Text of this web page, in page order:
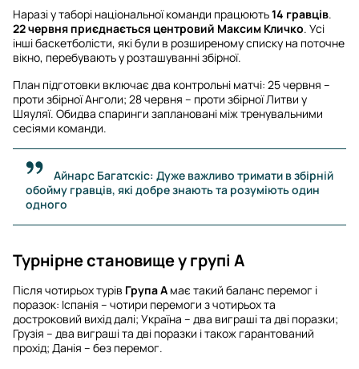
Наразі у таборі національної команди працюють14 гравців.
22 червня приєднається центровий Максим Кличко. Усі
інші баскетболісти, які були в розширеному списку на поточне
вікно, перебувають у розташуванні збірної.
План підготовки включає два контрольні матчі: 25 червня –
проти збірної Анголи; 28 червня – проти збірної Литви у
Шяуляї. Обидва спаринги заплановані між тренувальними
сесіями команди.
Айнарс Багатскіс: Дуже важливо тримати в збірній
обойму гравців, які добре знають та розуміють один
одного
Турнірне становище у групі А
Після чотирьох турів Група А має такий баланс перемог і
поразок: Іспанія – чотири перемоги з чотирьох та
достроковий вихід далі; Україна – два виграші та дві поразки;
Грузія – два виграші та дві поразки і також гарантований
прохід; Данія – без перемог.